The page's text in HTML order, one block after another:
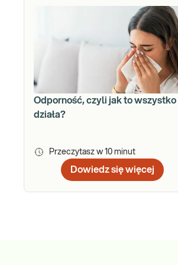
Odporność, czyli jak to wszystko
działa?
Przeczytasz w 10 minut
Dowiedz się więcej